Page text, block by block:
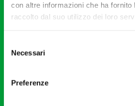
con altre informazioni che ha fornito
raccolto dal suo utilizzo dei loro
delNecessari
Preferenze
Fondazione I Pomeriggi
Partita Iva 04410060158